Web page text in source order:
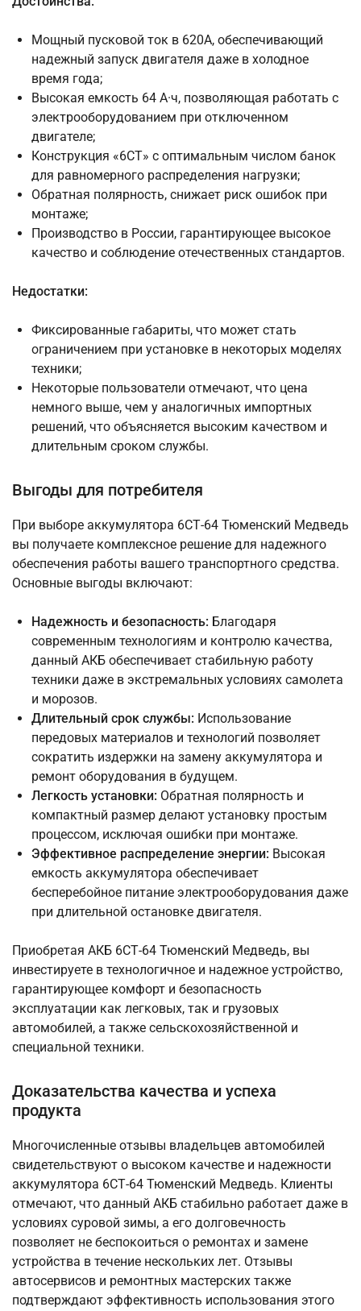
Мощный пусковой ток в 620А, обеспечивающий
надежный запуск двигателя даже в холодное
время года;
Высокая емкость 64 А·ч, позволяющая работать с
электрооборудованием при отключенном
двигателе;
Конструкция «6СТ» с оптимальным числом банок
для равномерного распределения нагрузки;
Обратная полярность, снижает риск ошибок при
монтаже;
Производство в России, гарантирующее высокое
качество и соблюдение отечественных стандартов.
Недостатки:
Фиксированные габариты, что может стать
ограничением при установке в некоторых моделях
техники;
Некоторые пользователи отмечают, что цена
немного выше, чем у аналогичных импортных
решений, что объясняется высоким качеством и
длительным сроком службы.
Выгоды для потребителя
При выборе аккумулятора 6СТ-64 Тюменский Медведь
вы получаете комплексное решение для надежного
обеспечения работы вашего транспортного средства.
Основные выгоды включают:
Надежность и безопасность: Благодаря
современным технологиям и контролю качества,
данный АКБ обеспечивает стабильную работу
техники даже в экстремальных условиях самолета
и морозов.
Длительный срок службы: Использование
передовых материалов и технологий позволяет
сократить издержки на замену аккумулятора и
ремонт оборудования в будущем.
Легкость установки: Обратная полярность и
компактный размер делают установку простым
процессом, исключая ошибки при монтаже.
Эффективное распределение энергии: Высокая
емкость аккумулятора обеспечивает
бесперебойное питание электрооборудования даже
при длительной остановке двигателя.
Приобретая АКБ 6СТ-64 Тюменский Медведь, вы
инвестируете в технологичное и надежное устройство,
гарантирующее комфорт и безопасность
эксплуатации как легковых, так и грузовых
автомобилей, а также сельскохозяйственной и
специальной техники.
Доказательства качества и успеха
продукта
Многочисленные отзывы владельцев автомобилей
свидетельствуют о высоком качестве и надежности
аккумулятора 6СТ-64 Тюменский Медведь. Клиенты
отмечают, что данный АКБ стабильно работает даже в
условиях суровой зимы, а его долговечность
позволяет не беспокоиться о ремонтах и замене
устройства в течение нескольких лет. Отзывы
автосервисов и ремонтных мастерских также
подтверждают эффективность использования этого